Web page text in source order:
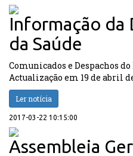
Informação da
da Saúde
Comunicados e Despachos
Actualização em 19 de abril
Ler notícia
2017-03-22 10:15:00
Assembleia